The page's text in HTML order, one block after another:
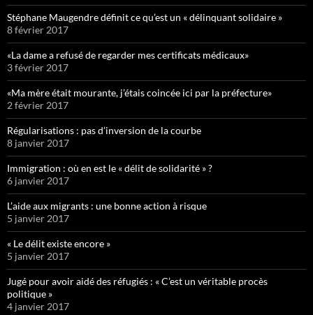
Stéphane Maugendre définit ce qu’est un « délinquant solidaire »
8 février 2017
«La dame a refusé de regarder mes certificats médicaux»
3 février 2017
«Ma mère était mourante, j’étais coincée ici par la préfecture»
2 février 2017
Régularisations : pas d’inversion de la courbe
8 janvier 2017
Immigration : où en est le « délit de solidarité » ?
6 janvier 2017
L’aide aux migrants : une bonne action à risque
5 janvier 2017
« Le délit existe encore »
5 janvier 2017
Jugé pour avoir aidé des réfugiés : « C’est un véritable procès
politique »
4 janvier 2017